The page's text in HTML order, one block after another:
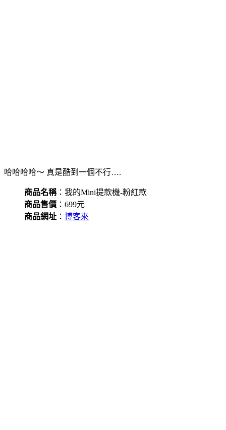
哈哈哈哈～ 真是酷到一個不行….
商品名稱：我的Mini提款機-粉紅款
商品售價 ：699元
商品網址 ： 博客來